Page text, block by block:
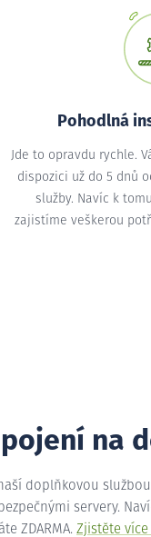
Pohodlná
Jde to opravdu rychle.
dispozici už do 5 dnů
služby. Navíc k
zajistíme veškerou
na
doplňkovou službou
servery.
ZDARMA. Zjistěte